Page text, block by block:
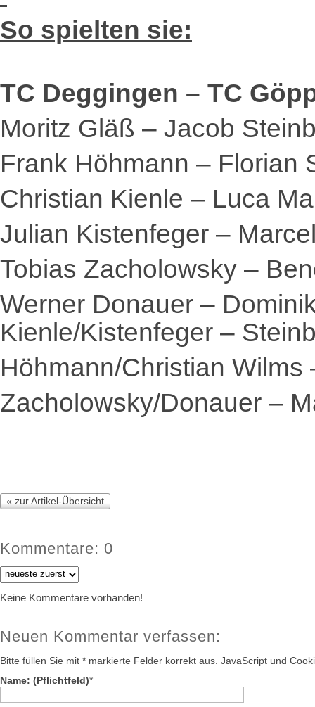
So spielten sie:
TC Deggingen – TC
Moritz Gläß – Jacob
Frank Höhmann – Florian
Christian Kienle – Luca
Julian Kistenfeger –
Tobias Zacholowsky –
Werner Donauer –
Kienle/Kistenfeger –
Höhmann/Christian
Zacholowsky/Donauer –
« zur Artikel-Übersicht
Kommentare: 0
Keine Kommentare vorhanden!
Neuen Kommentar verfassen:
Bitte füllen Sie mit * markierte Felder korrekt aus. JavaScript und
Name: (Pflichtfeld)*